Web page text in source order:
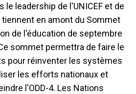
le leadership de l'UNICEF et de
tiennent en amont du Sommet
de l'éducation de septembre
sommet permettra de faire le
pour réinventer les systèmes
les efforts nationaux et
l'ODD-4. Les Nations